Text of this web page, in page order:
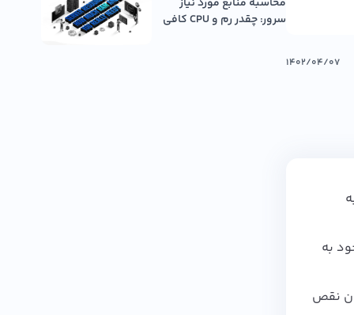
۱۴۰۲/۰۴/۰۷
به
به
نقص
سرور: چقدر رم و CPU کافی